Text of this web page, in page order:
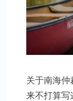
关于南海仲
来不打算写